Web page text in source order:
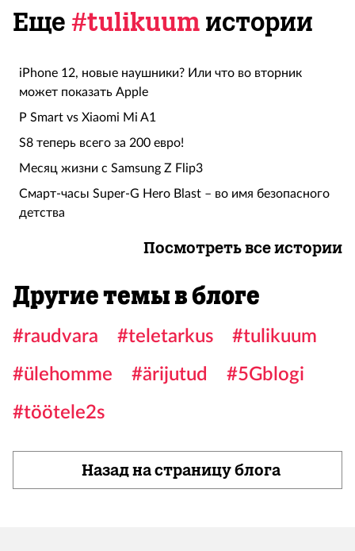
Еще #tulikuum истории
iPhone 12, новые наушники? Или что во вторник
может показать Apple
P Smart vs Xiaomi Mi A1
S8 теперь всего за 200 евро!
Месяц жизни с Samsung Z Flip3
Смарт-часы Super-G Hero Blast – во имя безопасного
детства
Посмотреть все истории
Другие темы в блоге
#raudvara #teletarkus
#tulikuum
#ülehomme
#ärijutud
#5Gblogi
#töötele2s
Назад на страницу блога